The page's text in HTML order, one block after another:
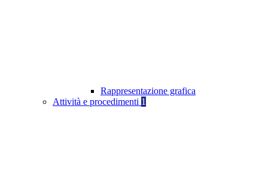
Rappresentazione grafica
Attività e procedimenti 1